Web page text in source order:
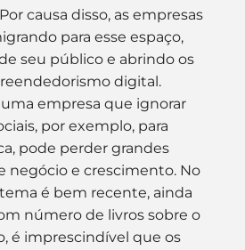
causa disso, as empresas
para esse espaço,
seu público e abrindo os
digital.
empresa que ignorar
por exemplo, para
pode perder grandes
negócio e crescimento. No
é bem recente, ainda
número de livros sobre o
é imprescindível que os